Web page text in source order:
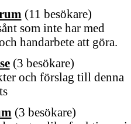
(11 besökare)
som inte har med
handarbete att göra.
(3 besökare)
och förslag till denna
(3 besökare)